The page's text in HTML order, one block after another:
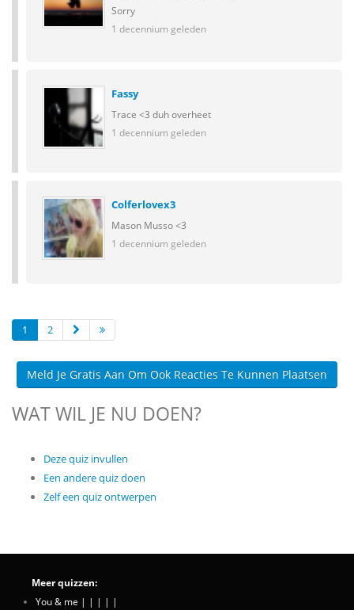
Sorry
1 decennium geleden
Fassy
Trace <3 duh overheet
1 decennium geleden
Colferlovex3
Mason Musso <3
1 decennium geleden
1 2
Meld Je Gratis Aan Om Ook Reacties Te Kunnen Plaatsen
WAT WIL JE NU DOEN?
Deze quiz invullen
Een andere quiz doen
Zelf een quiz ontwerpen
Meer quizzen:
You & me | | | | |